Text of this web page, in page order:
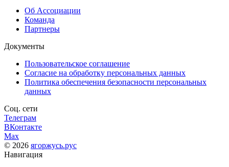
Об Ассоциации
Команда
Партнеры
Документы
Пользовательское соглашение
Согласие на обработку персональных данных
Политика обеспечения безопасности персональных
данных
Соц. сети
Телеграм
ВКонтакте
Max
© 2026 ягоржусь.рус
Навигация